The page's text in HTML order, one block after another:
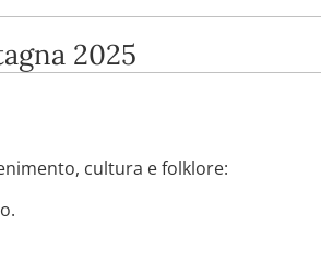
2025
cultura e folklore: